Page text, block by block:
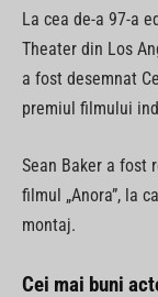
La cea de-a 97-a
Theater din Los
a fost desemnat
premiul filmului
Sean Baker a fost
filmul „Anora”, la
montaj.
Cei mai buni